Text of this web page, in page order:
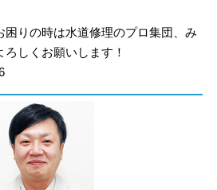
困りの時は水道修理のプロ集団、み
しくお願いします！